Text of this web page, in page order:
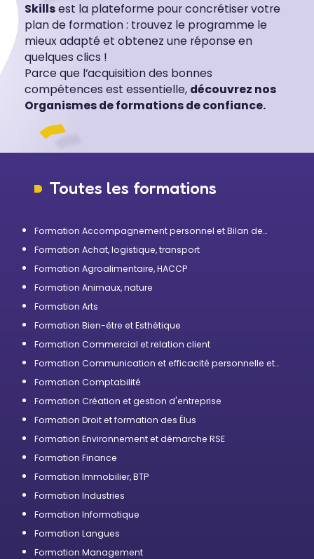
Skillsest la plateforme pour concrétiser votre
plan de formation : trouvez le programme le
mieux adapté et obtenez une réponse en
quelques clics !
Parce que l’acquisition des bonnes
compétences est essentielle, découvrez nos
Organismes de formations de confiance.
Toutes les formations
Formation Accompagnement personnel et Bilan de
Formation Achat, logistique, transport
Formation Agroalimentaire, HACCP
Formation Animaux, nature
Formation Arts
Formation Bien-être et Esthétique
Formation Commercial et relation client
Formation Communication et efficacité personnelle et
Formation Comptabilité
Formation Création et gestion d'entreprise
Formation Droit et formation des Élus
Formation Environnement et démarche RSE
Formation Finance
Formation Immobilier, BTP
Formation Industries
Formation Informatique
Formation Langues
Formation Management